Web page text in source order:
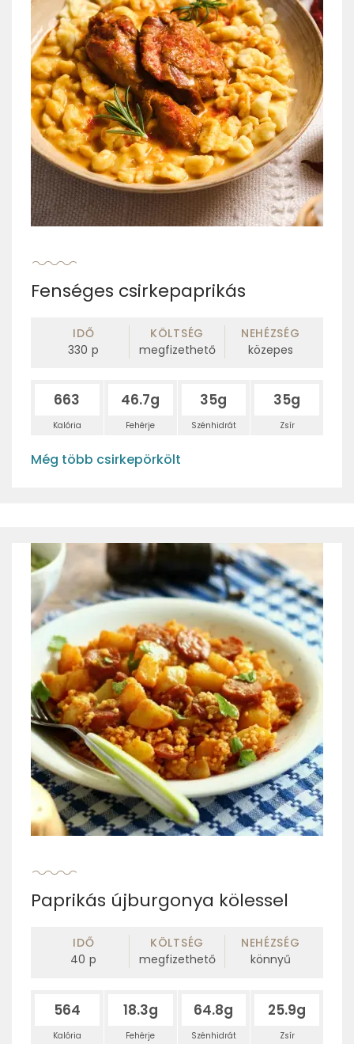
Fenséges csirkepaprikás
IDŐ
330 p
KÖLTSÉG
megfizethető
NEHÉZSÉG
közepes
663
Kalória
46.7g
Fehérje
35g
Szénhidrát
35g
Zsír
Még több csirkepörkölt
Paprikás újburgonya kölessel
IDŐ
40 p
KÖLTSÉG
megfizethető
NEHÉZSÉG
könnyű
564
Kalória
18.3g
Fehérje
64.8g
Szénhidrát
25.9g
Zsír